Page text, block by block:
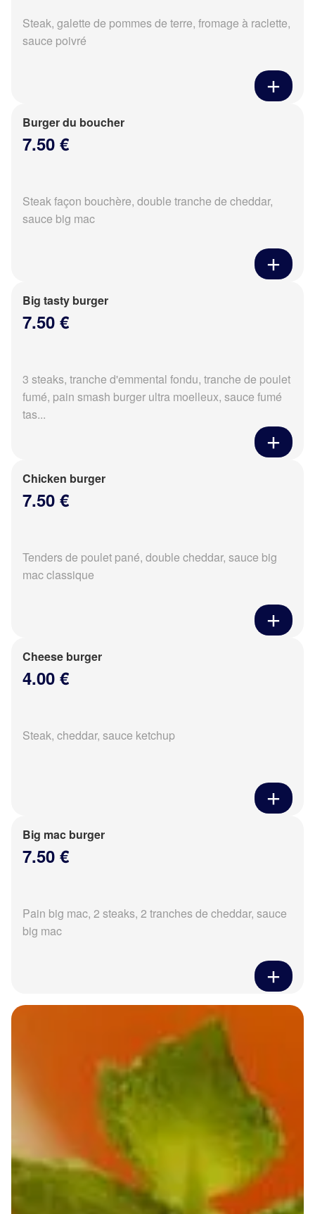
Steak, galette de pommes de terre, fromage à raclette,
sauce poivré
Burger du boucher
7.50 €
Steak façon bouchère, double tranche de cheddar,
sauce big mac
Big tasty burger
7.50 €
3 steaks, tranche d'emmental fondu, tranche de poulet
fumé, pain smash burger ultra moelleux, sauce fumé
tas...
Chicken burger
7.50 €
Tenders de poulet pané, double cheddar, sauce big
mac classique
Cheese burger
4.00 €
Steak, cheddar, sauce ketchup
Big mac burger
7.50 €
Pain big mac, 2 steaks, 2 tranches de cheddar, sauce
big mac